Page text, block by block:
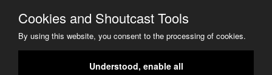
Cookies and Shoutcast Tools
By using this website, you consent to the processing of cookies.
Understood, enable all